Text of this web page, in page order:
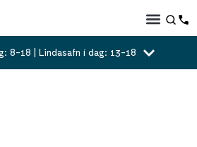
8-18 | Lindasafn í dag: 13-18